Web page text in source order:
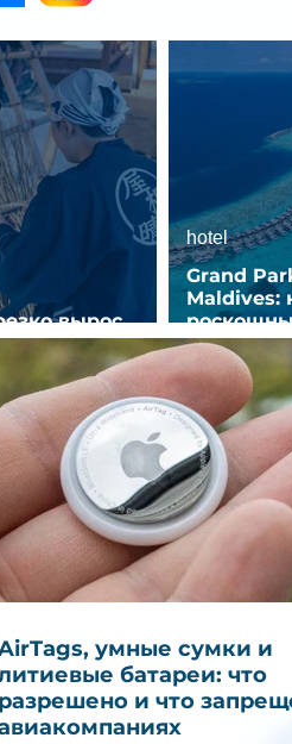
вырос
без звезд
Grand
Maldives:
hotel
умные сумки и
батареи: что
разрешено и что